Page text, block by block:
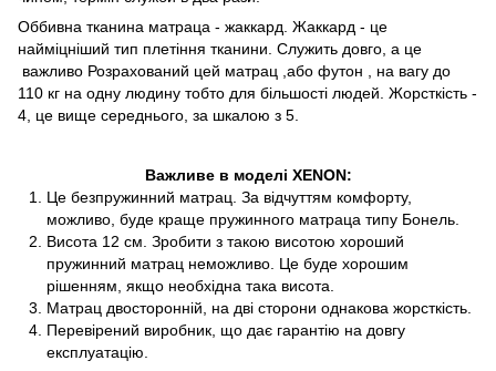
Оббивна тканина матраца - жаккард. Жаккард - це
найміцніший тип плетіння тканини. Служить довго, а це
важливо Розрахований цей матрац ,або футон , на вагу до
110 кг на одну людину тобто для більшості людей. Жорсткість -
4, це вище середнього, за шкалою з 5.
Важливе в моделі XENON:
Це безпружинний матрац. За відчуттям комфорту,
можливо, буде краще пружинного матраца типу Бонель.
Висота 12 см. Зробити з такою висотою хороший
пружинний матрац неможливо. Це буде хорошим
рішенням, якщо необхідна така висота.
Матрац двосторонній, на дві сторони однакова жорсткість.
Перевірений виробник, що дає гарантію на довгу
експлуатацію.